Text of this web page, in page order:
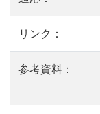
リンク：
参考資料：